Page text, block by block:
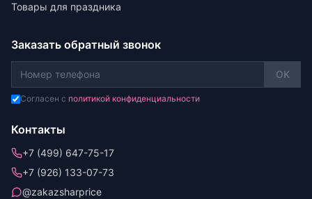
Товары для праздника
Заказать обратный звонок
OK
Согласен с политикой конфиденциальности
Контакты
+7 (499) 647-75-17
+7 (926) 133-07-73
@zakazsharprice